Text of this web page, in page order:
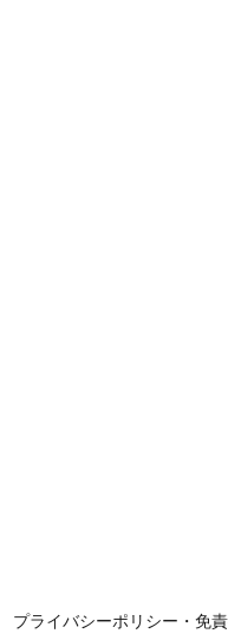
プライバシーポリシー・免